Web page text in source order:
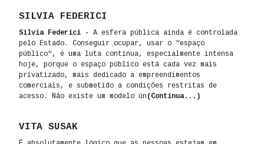
SILVIA FEDERICI
Silvia Federici -
A esfera pública ainda é controlada
pelo Estado. Conseguir ocupar, usar o "espaço
público", é uma luta contínua, especialmente intensa
hoje, porque o espaço público está cada vez mais
privatizado, mais dedicado a empreendimentos
comerciais, e submetido a condições restritas de
acesso. Não existe um modelo ún (Continua...)
VITA SUSAK